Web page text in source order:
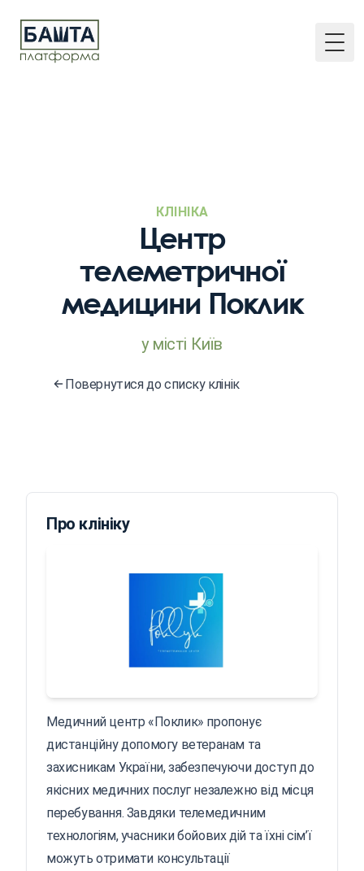
КЛІНІКА
Центр
телеметричної
медицини Поклик
у місті Київ
Повернутися до списку клінік
Про клініку
Медичний центр «Поклик» пропонує
дистанційну допомогу ветеранам та
захисникам України, забезпечуючи доступ до
якісних медичних послуг незалежно від місця
перебування. Завдяки телемедичним
технологіям, учасники бойових дій та їхні сім’ї
можуть отримати консультації